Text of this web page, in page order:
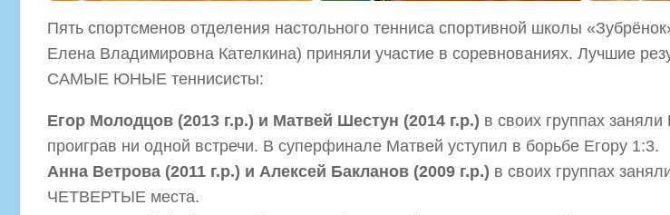
Пять спортсменов отделения настольного тенниса спортивной школы
Елена Владимировна Кателкина) приняли участие в соревнованиях. Лучшие
САМЫЕ ЮНЫЕ теннисисты:
Егор Молодцов (2013 г.р.) и Матвей Шестун (2014 г.р.) в своих группах
проиграв ни одной встречи. В суперфинале Матвей уступил в борьбе Егору 1:3.
Анна Ветрова (2011 г.р.) и Алексей Бакланов (2009 г.р.) в своих группах
ЧЕТВЕРТЫЕ места.